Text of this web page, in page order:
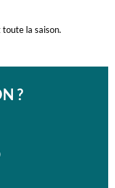
la saison.
?